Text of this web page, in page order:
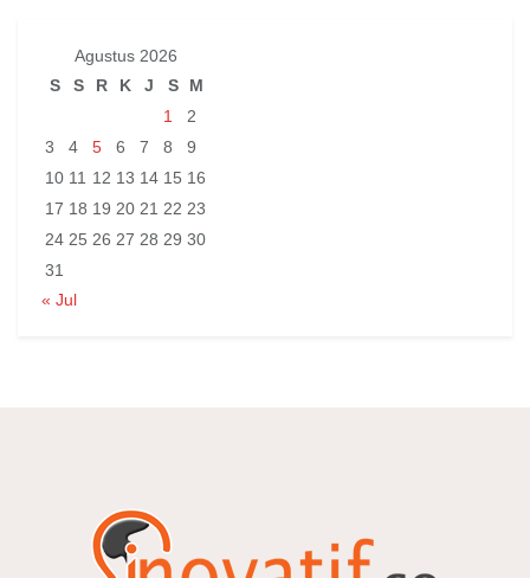
Agustus 2026
S
S R K J S
M
1
2
3
4 5 6 7 8
9
10 11 12 13 14 15 16
17 18 19 20 21 22 23
24 25 26 27 28 29 30
31
« Jul